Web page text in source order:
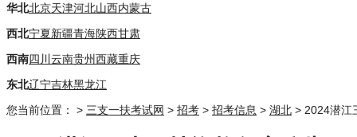
华北北京天津河北山西内蒙古
西北宁夏新疆青海陕西甘肃
西南四川 云南贵州西藏重庆
东北辽宁吉林黑龙江
您当前位置：
> 三支一扶考试网 > 招考 > 招考信息 > 湖北 > 2024潜江